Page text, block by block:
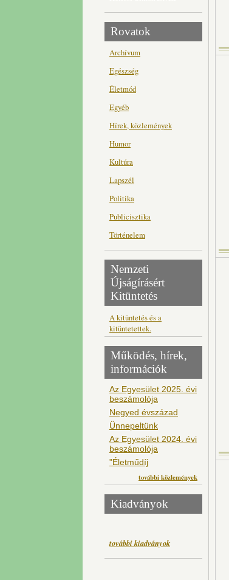
Rovatok
Archívum
Egészség
Életmód
Egyéb
Hírek, közlemények
Humor
Kultúra
Lapszél
Politika
Publicisztika
Történelem
Nemzeti
Újságírásért
Kitüntetés
A kitüntetés és a
kitüntetettek.
Működés, hírek,
információk
Az Egyesület 2025. évi
beszámolója
Negyed évszázad
Ünnepeltünk
Az Egyesület 2024. évi
beszámolója
"Életműdíj
további közlemények
Kiadványok
további kiadványok